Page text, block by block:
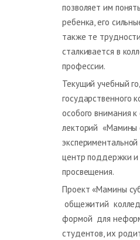
позволяет им
ребенка, его
также те
сталкивается в
профессии.
Текущий учебный
государственного
особого внимания
лекторий «Мамины
центр поддержки и
просвещения.
Проект «Мамины
общежитий
формой для
студентов, их